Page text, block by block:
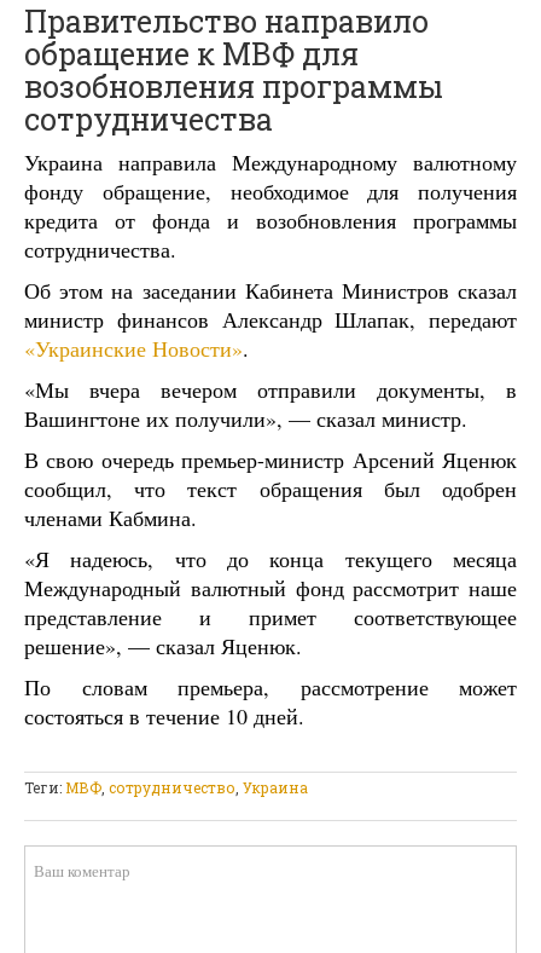
Правительство направило
обращение к МВФ для
возобновления программы
сотрудничества
Украина направила Международному валютному
фонду обращение, необходимое для получения
кредита от фонда и возобновления программы
сотрудничества.
Об этом на заседании Кабинета Министров сказал
министр финансов Александр Шлапак, передают
«Украинские Новости».
«Мы вчера вечером отправили документы, в
Вашингтоне их получили», — сказал министр.
В свою очередь премьер-министр Арсений Яценюк
сообщил, что текст обращения был одобрен
членами Кабмина.
«Я надеюсь, что до конца текущего месяца
Международный валютный фонд рассмотрит наше
представление и примет соответствующее
решение», — сказал Яценюк.
По словам премьера, рассмотрение может
состояться в течение 10 дней.
Теги:МВФ, сотрудничество, Украина